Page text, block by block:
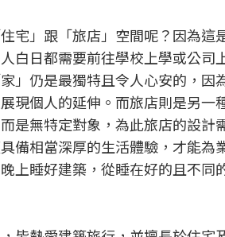
宅」跟「旅店」空間呢？因為這
白日都需要前往學校上學或公司
」仍是最獨特且令人心安的，因
現個人的延伸。而旅店則是另一
是無特定對象，為此旅店的設計
備相當深厚的生活體驗，才能為
上睡好建築，從睡在好的且不同